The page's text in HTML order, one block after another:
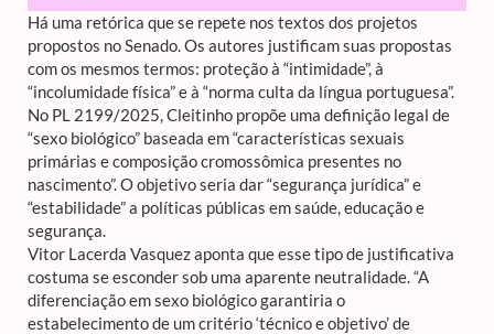
Há uma retórica que se repete nos textos dos projetos
propostos no Senado. Os autores justificam suas propostas
com os mesmos termos: proteção à “intimidade”, à
“incolumidade física” e à “norma culta da língua portuguesa”.
No PL 2199/2025, Cleitinho propõe uma definição legal de
“sexo biológico” baseada em “características sexuais
primárias e composição cromossômica presentes no
nascimento”. O objetivo seria dar “segurança jurídica” e
“estabilidade” a políticas públicas em saúde, educação e
segurança.
Vitor Lacerda Vasquez aponta que esse tipo de justificativa
costuma se esconder sob uma aparente neutralidade. “A
diferenciação em sexo biológico garantiria o
estabelecimento de um critério ‘técnico e objetivo’ de